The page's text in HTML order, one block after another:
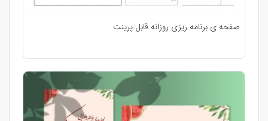
صفحه ی برنامه ریزی روزانه قابل پرینت